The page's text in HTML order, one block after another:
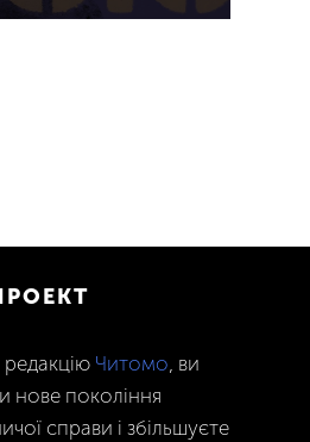
Читомо, ви
нове покоління
справи і збільшуєте